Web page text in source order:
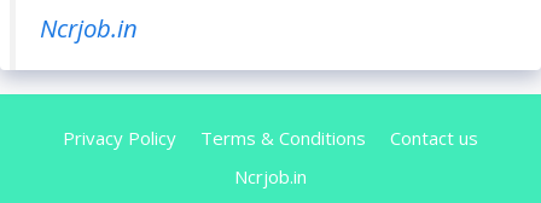
Ncrjob.in
Privacy Policy Terms & Conditions
Contact us
Ncrjob.in